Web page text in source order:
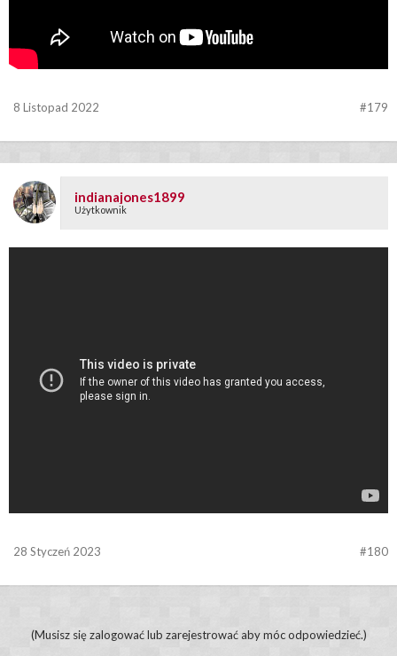
#179
8 Listopad 2022
indianajones1899
Użytkownik
#180
28 Styczeń 2023
(Musisz się zalogować lub zarejestrować aby móc odpowiedzieć.)